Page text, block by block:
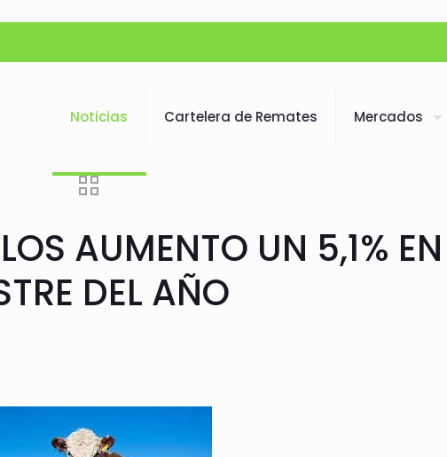
Noticias Cartelera de Remates Mercados
AUMENTO UN 5,1% EN
DEL AÑO